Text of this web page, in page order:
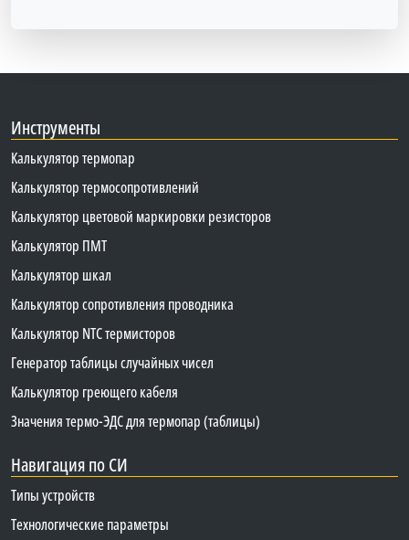
Инструменты
Калькулятор термопар
Калькулятор термосопротивлений
Калькулятор цветовой маркировки резисторов
Калькулятор ПМТ
Калькулятор шкал
Калькулятор сопротивления проводника
Калькулятор NTC термисторов
Генератор таблицы случайных чисел
Калькулятор греющего кабеля
Значения термо-ЭДС для термопар (таблицы)
Навигация по СИ
Типы устройств
Технологические параметры